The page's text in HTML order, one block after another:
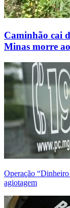
Caminhão cai
Minas morre
Operação
agiotagem